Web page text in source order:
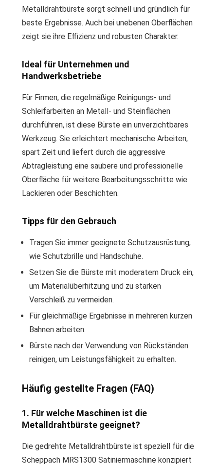
Metalldrahtbürste sorgt schnell und gründlich für
beste Ergebnisse. Auch bei unebenen Oberflächen
zeigt sie ihre Effizienz und robusten Charakter.
Ideal für Unternehmen und
Handwerksbetriebe
Für Firmen, die regelmäßige Reinigungs- und
Schleifarbeiten an Metall- und Steinflächen
durchführen, ist diese Bürste ein unverzichtbares
Werkzeug. Sie erleichtert mechanische Arbeiten,
spart Zeit und liefert durch die aggressive
Abtragleistung eine saubere und professionelle
Oberfläche für weitere Bearbeitungsschritte wie
Lackieren oder Beschichten.
Tipps für den Gebrauch
Tragen Sie immer geeignete Schutzausrüstung,
wie Schutzbrille und Handschuhe.
Setzen Sie die Bürste mit moderatem Druck ein,
um Materialüberhitzung und zu starken
Verschleiß zu vermeiden.
Für gleichmäßige Ergebnisse in mehreren kurzen
Bahnen arbeiten.
Bürste nach der Verwendung von Rückständen
reinigen, um Leistungsfähigkeit zu erhalten.
Häufig gestellte Fragen (FAQ)
1. Für welche Maschinen ist die
Metalldrahtbürste geeignet?
Die gedrehte Metalldrahtbürste ist speziell für die
Scheppach MRS1300 Satiniermaschine konzipiert